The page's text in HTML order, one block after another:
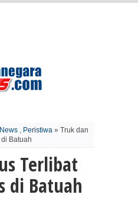
News , Peristiwa » Truk dan
Batuah
Terlibat
di Batuah